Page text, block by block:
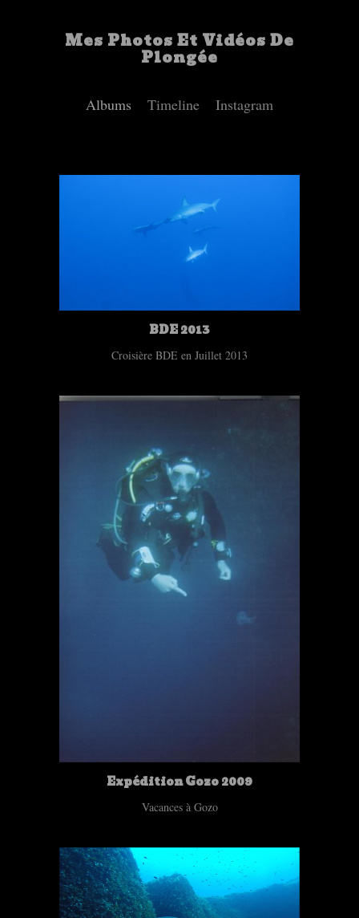
Mes Photos Et Vidéos De
Plongée
Albums Timeline Instagram
BDE 2013
Croisière BDE en Juillet 2013
Expédition Gozo 2009
Vacances à Gozo